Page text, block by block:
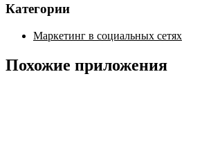
Категории
Маркетинг в социальных сетях
Похожие приложения